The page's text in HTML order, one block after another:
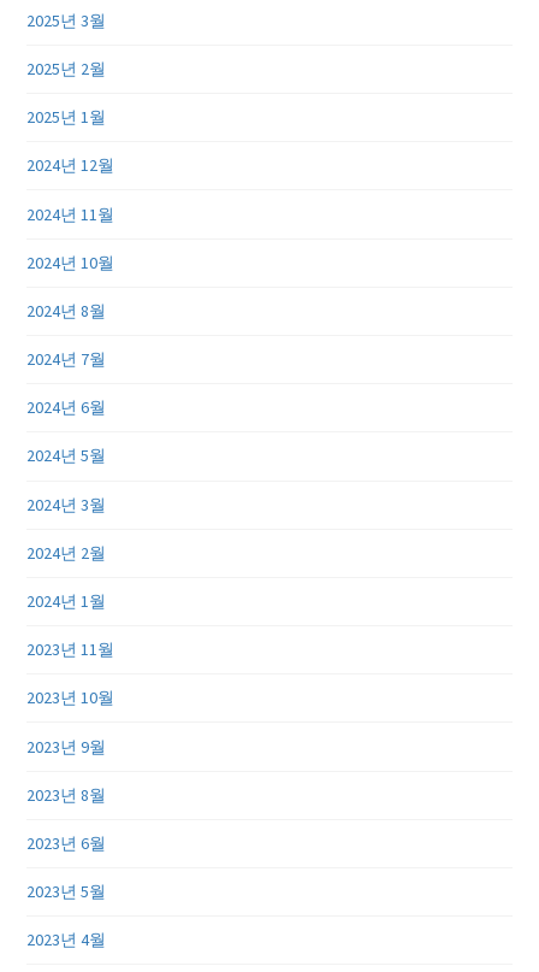
2025년 3월
2025년 2월
2025년 1월
2024년 12월
2024년 11월
2024년 10월
2024년 8월
2024년 7월
2024년 6월
2024년 5월
2024년 3월
2024년 2월
2024년 1월
2023년 11월
2023년 10월
2023년 9월
2023년 8월
2023년 6월
2023년 5월
2023년 4월